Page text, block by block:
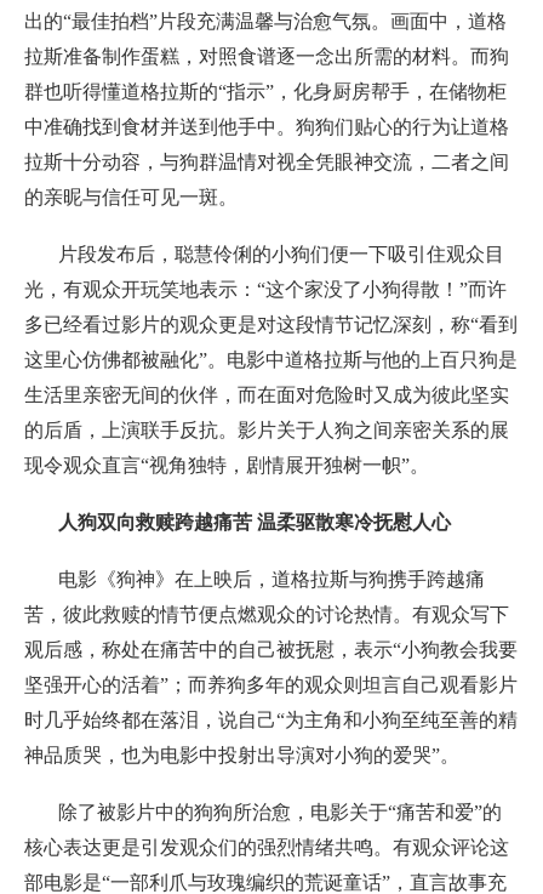
出的“最佳拍档”片段充满温馨与治愈气氛。画面中，道格
拉斯准备制作蛋糕，对照食谱逐一念出所需的材料。而狗
群也听得懂道格拉斯的“指示”，化身厨房帮手，在储物柜
中准确找到食材并送到他手中。狗狗们贴心的行为让道格
拉斯十分动容，与狗群温情对视全凭眼神交流，二者之间
的亲昵与信任可见一斑。
片段发布后，聪慧伶俐的小狗们便一下吸引住观众目
光，有观众开玩笑地表示：“这个家没了小狗得散！”而许
多已经看过影片的观众更是对这段情节记忆深刻，称“看到
这里心仿佛都被融化”。电影中道格拉斯与他的上百只狗是
生活里亲密无间的伙伴，而在面对危险时又成为彼此坚实
的后盾，上演联手反抗。影片关于人狗之间亲密关系的展
现令观众直言“视角独特，剧情展开独树一帜”。
人狗双向救赎跨越痛苦 温柔驱散寒冷抚慰人心
电影《狗神》在上映后，道格拉斯与狗携手跨越痛
苦，彼此救赎的情节便点燃观众的讨论热情。有观众写下
观后感，称处在痛苦中的自己被抚慰，表示“小狗教会我要
坚强开心的活着”；而养狗多年的观众则坦言自己观看影片
时几乎始终都在落泪，说自己“为主角和小狗至纯至善的精
神品质哭，也为电影中投射出导演对小狗的爱哭”。
除了被影片中的狗狗所治愈，电影关于“痛苦和爱”的
核心表达更是引发观众们的强烈情绪共鸣。有观众评论这
部电影是“一部利爪与玫瑰编织的荒诞童话”，直言故事充